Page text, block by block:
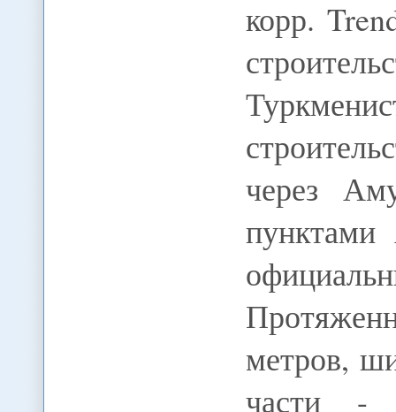
корр.
через
пунктами
метров,
части -